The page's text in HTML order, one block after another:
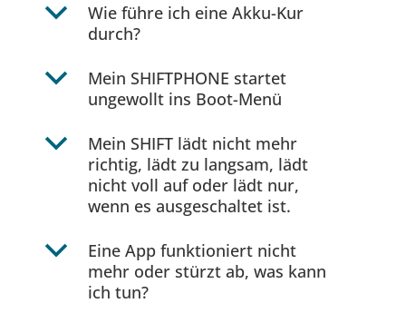
b
Wie führe ich eine Akku-Kur
durch?
b
Mein SHIFTPHONE startet
ungewollt ins Boot-Menü
b
Mein SHIFT lädt nicht mehr
richtig, lädt zu langsam, lädt
nicht voll auf oder lädt nur,
wenn es ausgeschaltet ist.
b
Eine App funktioniert nicht
mehr oder stürzt ab, was kann
ich tun?